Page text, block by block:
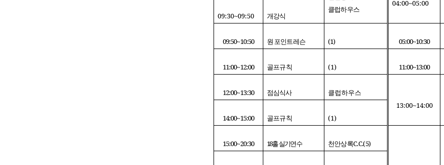
클럽하우스
04:00~05:00
09:30~09:50
개강식
09:50~10:50 원 포인트레슨 (1) 05:00~10:30
11:00~12:00 골프규칙 (1) 11:00~13:00
12:00~13:30 점심식사 클럽하우스
13:00~14:00
14:00~15:00 골프규칙 (1)
15:00~20:30 18홀실기연수 천안상록C.C.(5)